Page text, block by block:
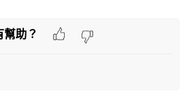
幫助？